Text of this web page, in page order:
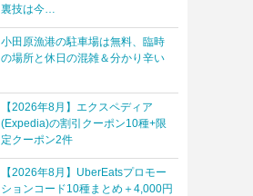
裏技は今…
小田原漁港の駐車場は無料、臨時
の場所と休日の混雑＆分かり辛い
【2026年8月】エクスペディア
(Expedia)の割引クーポン10種+限
定クーポン2件
【2026年8月】UberEatsプロモー
ションコード10種まとめ＋4,000円